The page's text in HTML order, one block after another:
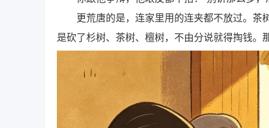
更荒唐的是，连家里用的连夹都不放过。茶
是砍了杉树、茶树、檀树，不由分说就得掏钱。